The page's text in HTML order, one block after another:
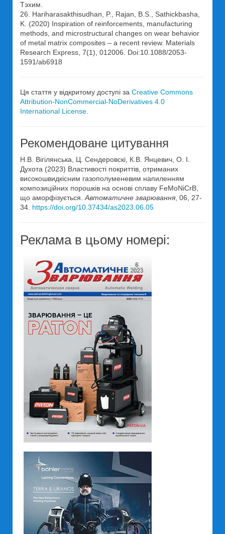
Тэхим.
26. Hariharasakthisudhan, P., Rajan, B.S., Sathickbasha,
K. (2020) Inspiration of reinforcements, manufacturing
methods, and microstructural changes on wear behavior
of metal matrix composites – a recent review. Materials
Research Express, 7(1), 012006. Doi:10.1088/2053-
1591/ab6918
Ця стаття у відкритому доступі за Creative Commons
Attribution-NonCommercial-NoDerivatives 4.0
International License.
Рекомендоване цитування
Н.В. Вігілянська, Ц. Сендеровскі, К.В. Янцевич, О. І.
Духота (2023) Властивості покриттів, отриманих
високошвидкісним газополуменевим напиленням
композиційних порошків на основі сплаву FeMoNiCrB,
що аморфізується.Автоматичне зварювання, 06, 27-
34. https://doi.org/10.37434/as2023.06.05
Реклама в цьому номері: